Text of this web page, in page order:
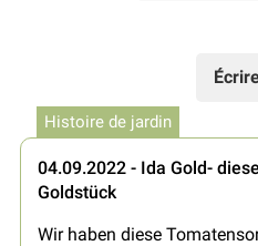
Histoire de jardin
04.09.2022 - Ida Gold-
Goldstück
Wir haben diese